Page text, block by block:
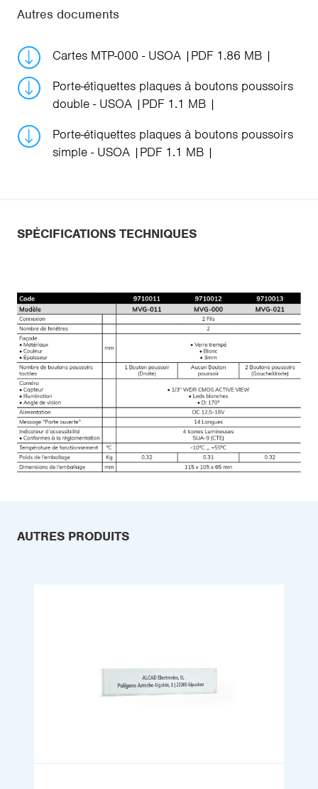
Autres documents
Cartes MTP-000 - USOA
PDF 1.86 MB
Porte-étiquettes plaques à boutons poussoirs
double - USOA
PDF 1.1 MB
Porte-étiquettes plaques à boutons poussoirs
simple - USOA
PDF 1.1 MB
SPÉCIFICATIONS TECHNIQUES
AUTRES PRODUITS